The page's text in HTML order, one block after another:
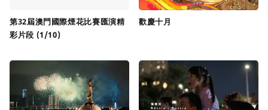
第32屆澳門國際煙花比賽匯演精
彩片段 (1/10)
歡慶十月